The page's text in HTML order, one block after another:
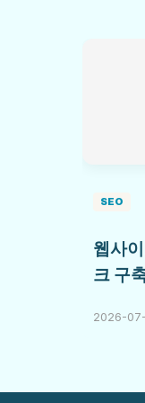
SEO
웹사
크 구
2026-